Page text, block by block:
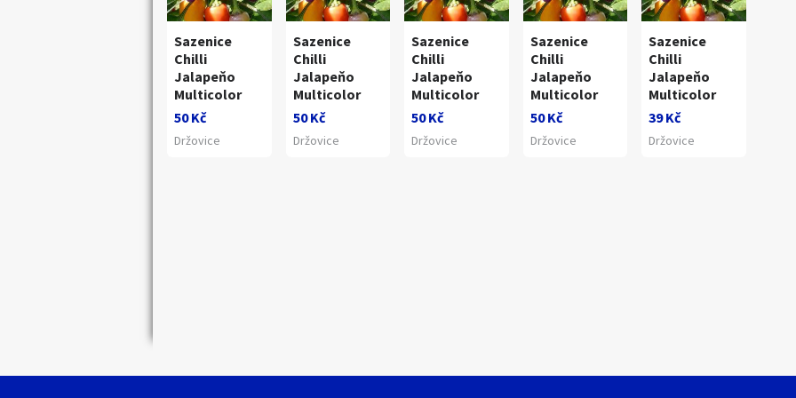
Náhledy 1/
Sazenice
Chilli
Jalapeňo
Multicolor
50 Kč
Držovice
Sazenice
Chilli
Jalapeňo
Multicolor
50 Kč
Držovice
Sazenice
Chilli
Jalapeňo
Multicolor
50 Kč
Držovice
Sazenice
Chilli
Jalapeňo
Multicolor
50 Kč
Držovice
Sazenice
Chilli
Jalapeňo
Multicolor
39 Kč
Držovice